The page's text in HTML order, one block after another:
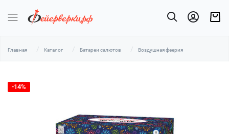
Главная Каталог Батареи салютов Воздушная феерия
-14%